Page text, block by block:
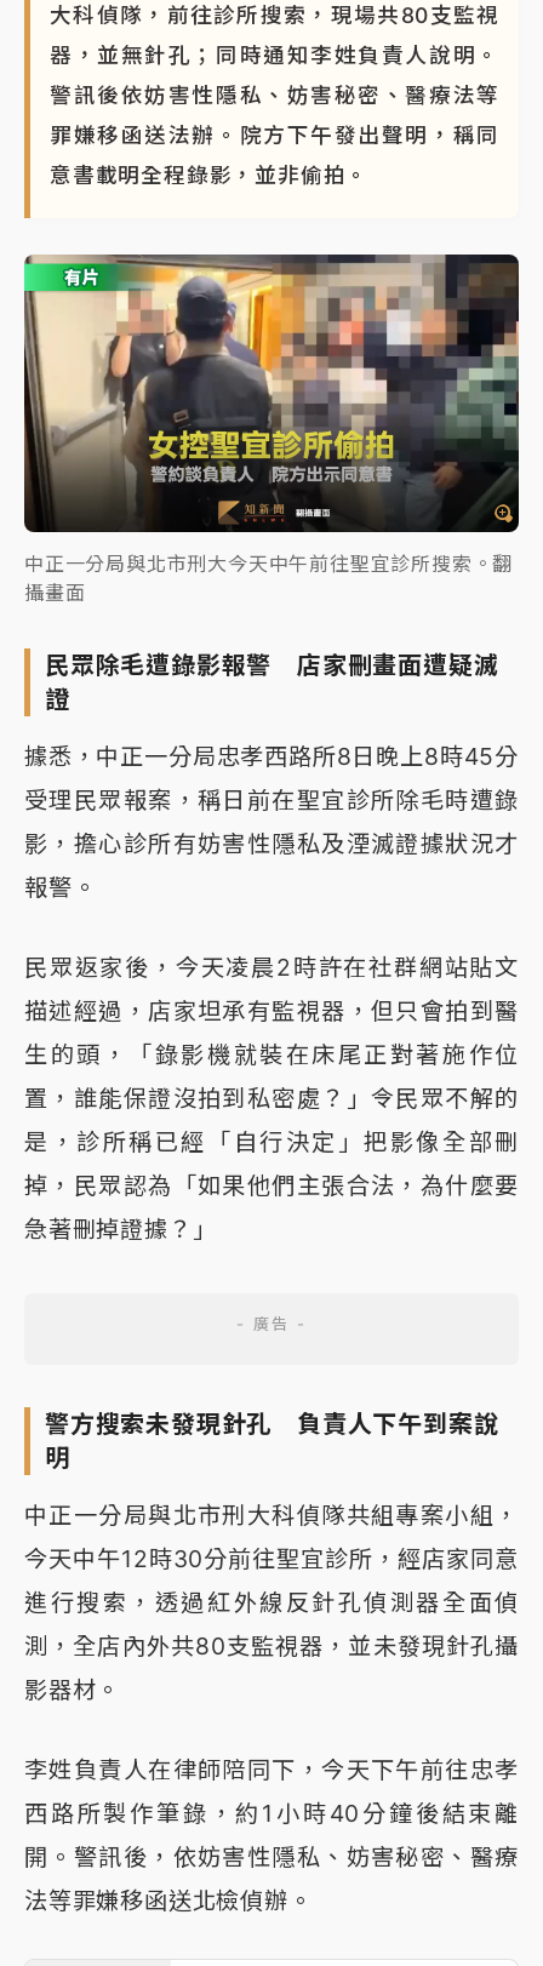
大科偵隊，前往診所搜索，現場共80支監視
器，並無針孔；同時通知李姓負責人說明。
警訊後依妨害性隱私、妨害秘密、醫療法等
罪嫌移函送法辦。院方下午發出聲明，稱同
意書載明全程錄影，並非偷拍。
中正一分局與北市刑大今天中午前往聖宜診所搜索。翻
攝畫面
民眾除毛遭錄影報警 店家刪畫面遭疑滅
證
據悉，中正一分局忠孝西路所8日晚上8時45分
受理民眾報案，稱日前在聖宜診所除毛時遭錄
影，擔心診所有妨害性隱私及湮滅證據狀況才
報警。
民眾返家後，今天凌晨2時許在社群網站貼文
描述經過，店家坦承有監視器，但只會拍到醫
生的頭，「錄影機就裝在床尾正對著施作位
置，誰能保證沒拍到私密處？」令民眾不解的
是，診所稱已經「自行決定」把影像全部刪
掉，民眾認為「如果他們主張合法，為什麼要
急著刪掉證據？」
警方搜索未發現針孔 負責人下午到案說
明
中正一分局與北市刑大科偵隊共組專案小組，
今天中午12時30分前往聖宜診所，經店家同意
進行搜索，透過紅外線反針孔偵測器全面偵
測，全店內外共80支監視器，並未發現針孔攝
影器材。
李姓負責人在律師陪同下，今天下午前往忠孝
西路所製作筆錄，約1小時40分鐘後結束離
開。警訊後，依妨害性隱私、妨害秘密、醫療
法等罪嫌移函送北檢偵辦。